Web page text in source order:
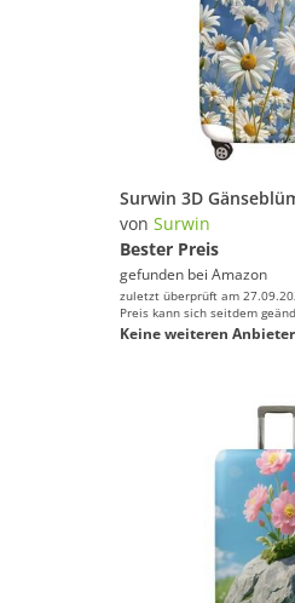
von Surwin
Bester Preis
gefunden bei Amazon
zuletzt überprüft am
Preis kann sich seitdem
Keine weiteren Anbieter